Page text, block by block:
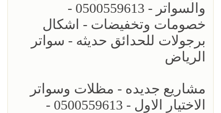
والسواتر - 0500559613 -
خصومات وتخفيضات - اشكال
برجولات للحدائق حديثه - سواتر
الرياض
مشاريع جديده - مظلات وسواتر
الاختيار الاول - 0500559613 -